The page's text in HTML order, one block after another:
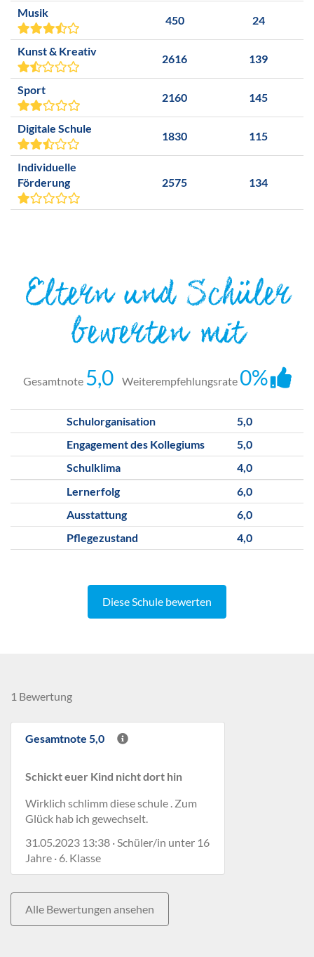
Musik
450 24
Kunst & Kreativ
2616 139
Sport
2160 145
Digitale Schule
1830 115
Individuelle
Förderung
2575 134
Eltern und Schüler
bewerten mit
Gesamtnote 5,0Weiterempfehlungsrate 0%
Schulorganisation
5,0
Engagement des Kollegiums
5,0
Schulklima
4,0
Lernerfolg
6,0
Ausstattung
6,0
Pflegezustand
4,0
Diese Schule bewerten
1 Bewertung
Gesamtnote 5,0
Schickt euer Kind nicht dort hin
Wirklich schlimm diese schule . Zum
Glück hab ich gewechselt.
31.05.2023 13:38 · Schüler/in unter 16
Jahre · 6. Klasse
Alle Bewertungen ansehen